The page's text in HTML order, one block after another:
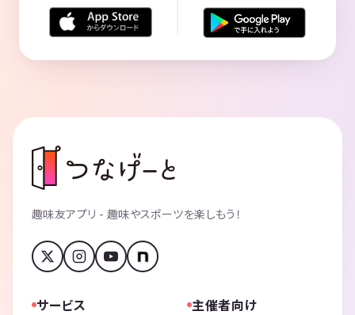
趣味友アプリ - 趣味やスポーツを楽しもう！
サービス 主催者向け